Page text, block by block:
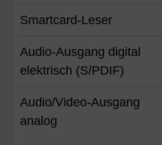
Smartcard-Leser
Audio-Ausgang digital
elektrisch (S/PDIF)
Audio/Video-Ausgang
analog